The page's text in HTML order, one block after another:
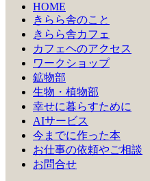
HOME
きらら舎のこと
きらら舎カフェ
カフェヘのアクセス
ワークショップ
鉱物部
生物・植物部
幸せに暮らすために
AIサービス
今までに作った本
お仕事の依頼やご相談
お問合せ